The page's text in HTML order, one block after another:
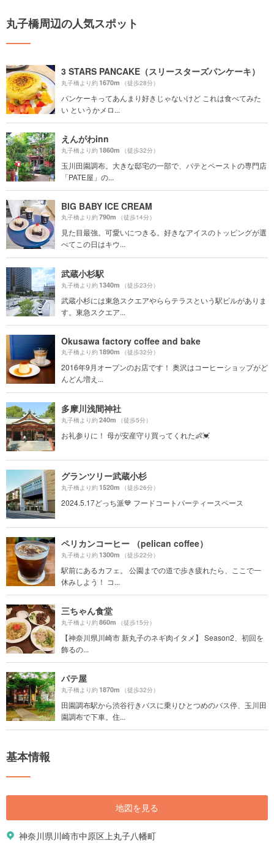
丸子橋周辺の人気スポット
3 STARS PANCAKE（スリースターズパンケーキ）
丸子橋より約1670m （徒歩28分）
パンケーキってあんまり好きじゃないけど これは食べてみた
い というかメロ...
えんがわinn
丸子橋より約1860m （徒歩32分）
玉川田園調布。大きな邸宅の一部で、パテとペーストの専門店
「PATE屋」の...
BIG BABY ICE CREAM
丸子橋より約790m （徒歩14分）
見た目最強。可愛いにつきる。好きなアイスのトッピングが選
べてこの日はキウ...
武蔵小杉駅
丸子橋より約1340m （徒歩23分）
武蔵小杉には東急スクエアやららテラスという駅ビルがありま
す。東急スクエア...
Okusawa factory coffee and bake
丸子橋より約1890m （徒歩32分）
2016年9月オープンのお店です！ 奥沢はコーヒーショップがど
んどん増え...
多摩川浅間神社
丸子橋より約240m （徒歩5分）
お礼参りに！ 母が安産守り買ってくれた👶💓
グランツリー武蔵小杉
丸子橋より約1520m （徒歩26分）
2024.5.17どっち派💙 フードコートパーティースペース
ペリカンコーヒー （pelican coffee）
丸子橋より約1300m （徒歩22分）
駅前にあるカフェ。 公園までの道で歩き疲れたら、ここで一
休みしよう！ コ...
三ちゃん食堂
丸子橋より約860m （徒歩15分）
【神奈川県川崎市 新丸子のネギ肉イタメ】 Season2、初回を
飾るの...
パテ屋
丸子橋より約1870m （徒歩32分）
田園調布駅から渋谷行きバスに乗りひとつめのバス停、玉川田
園調布で下車。住...
基本情報
地図を見る
神奈川県川崎市中原区上丸子八幡町